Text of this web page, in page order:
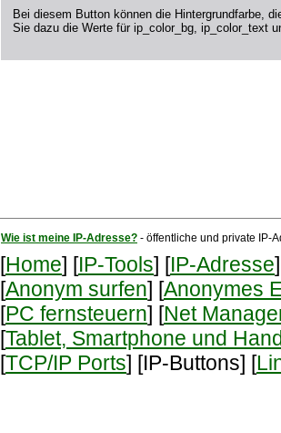
Bei diesem Button können die Hintergrundfarbe,
Sie dazu die Werte für ip_color_bg, ip_color_text
Wie ist meine IP-Adresse? - öffentliche und private IP-
[Home] [IP-Tools] [IP-Adresse
[Anonym surfen] [Anonymes
[PC fernsteuern] [Net
[Tablet, Smartphone und
[TCP/IP Ports] [IP-Buttons] [